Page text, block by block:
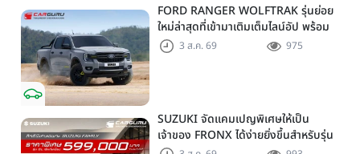
FORD RANGER WOLFTRAK รุ่นย่อย
ใหม่ล่าสุดที่เข้ามาเติมเต็มไลน์อัป พร้อม
ตอบโจทย์ทุกการผจญภัยด้วยสมรรถนะ
3 ส.ค. 69 975
SUZUKI จัดแคมเปญพิเศษให้เป็น
เจ้าของ FRONX ได้ง่ายยิ่งขึ้นสำหรับรุ่น